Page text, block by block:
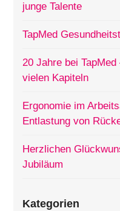
junge Talente
TapMed
20 Jahre bei
vielen Kapiteln
Ergonomie im
Entlastung von
Herzlichen
Jubiläum
Kategorien